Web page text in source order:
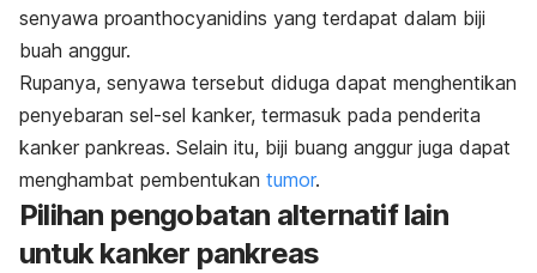
senyawa proanthocyanidins yang terdapat dalam biji
buah anggur.
Rupanya, senyawa tersebut diduga dapat menghentikan
penyebaran sel-sel kanker, termasuk pada penderita
kanker pankreas. Selain itu, biji buang anggur juga dapat
menghambat pembentukan tumor.
Pilihan pengobatan alternatif lain
untuk kanker pankreas